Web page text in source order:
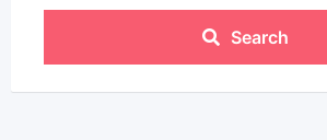
Search